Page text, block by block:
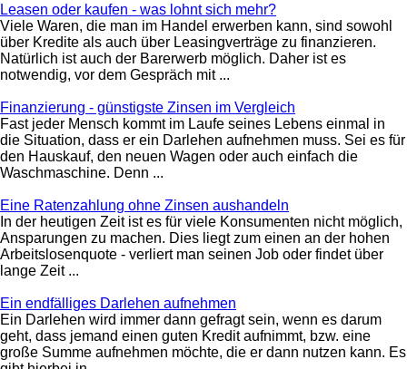
Leasen oder kaufen - was lohnt sich mehr?
Viele Waren, die man im Handel erwerben kann, sind sowohl
über Kredite als auch über Leasingverträge zu finanzieren.
Natürlich ist auch der Barerwerb möglich. Daher ist es
notwendig, vor dem Gespräch mit ...
Finanzierung - günstigste Zinsen im Vergleich
Fast jeder Mensch kommt im Laufe seines Lebens einmal in
die Situation, dass er ein Darlehen aufnehmen muss. Sei es für
den Hauskauf, den neuen Wagen oder auch einfach die
Waschmaschine. Denn ...
Eine Ratenzahlung ohne Zinsen aushandeln
In der heutigen Zeit ist es für viele Konsumenten nicht möglich,
Ansparungen zu machen. Dies liegt zum einen an der hohen
Arbeitslosenquote - verliert man seinen Job oder findet über
lange Zeit ...
Ein endfälliges Darlehen aufnehmen
Ein Darlehen wird immer dann gefragt sein, wenn es darum
geht, dass jemand einen guten Kredit aufnimmt, bzw. eine
große Summe aufnehmen möchte, die er dann nutzen kann. Es